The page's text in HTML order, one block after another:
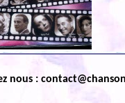
nous :